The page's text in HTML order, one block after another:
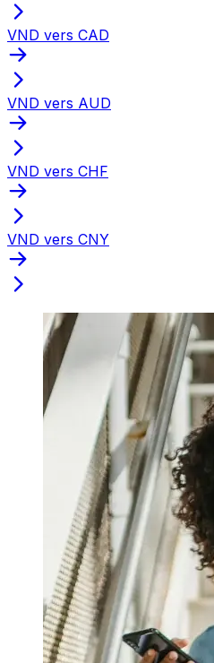
VND vers CAD
VND vers AUD
VND vers CHF
VND vers CNY